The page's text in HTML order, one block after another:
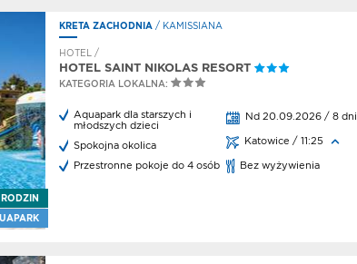
Kiezun
z
KRETA ZACHODNIA / KAMISSIANA
HOTEL /
HOTEL SAINT NIKOLAS RESORT
KATEGORIA LOKALNA:
Aquapark dla starszych i
młodszych dzieci
Spokojna okolica
Przestronne pokoje do 4 osób
Nd 20.09.2026 / 8 dni
Katowice / 11:25
Bez wyżywienia